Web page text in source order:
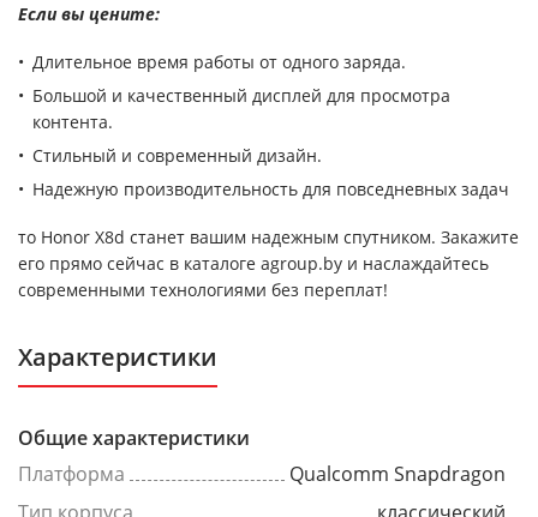
Если вы цените:
Длительное время работы от одного заряда.
Большой и качественный дисплей для просмотра
контента.
Стильный и современный дизайн.
Надежную производительность для повседневных задач
то Honor X8d станет вашим надежным спутником. Закажите
его прямо сейчас в каталоге agroup.by и наслаждайтесь
современными технологиями без переплат!
Характеристики
Общие характеристики
Платформа
Qualcomm Snapdragon
Тип корпуса
классический